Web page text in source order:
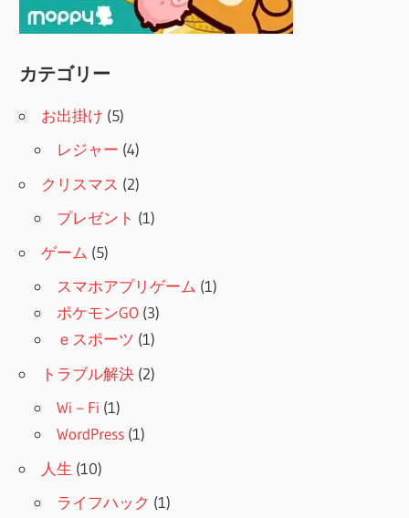
カテゴリー
お出掛け (5)
レジャー (4)
クリスマス (2)
プレゼント (1)
ゲーム (5)
スマホアプリゲーム (1)
ポケモンGO (3)
ｅスポーツ (1)
トラブル解決 (2)
Wi－Fi (1)
WordPress (1)
人生 (10)
ライフハック (1)